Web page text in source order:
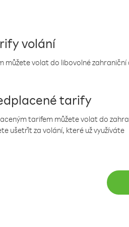
volání
můžete volat do libovolné zahraniční
tarify
tarifem můžete volat do
ušetřit za volání, které už využíváte